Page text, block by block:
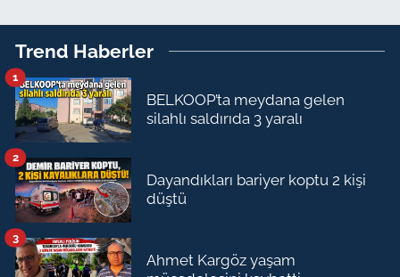
Trend Haberler
BELKOOP’ta meydana gelen
silahlı saldırıda 3 yaralı
1
Dayandıkları bariyer koptu 2 kişi
düştü
2
Ahmet Kargöz yaşam
3